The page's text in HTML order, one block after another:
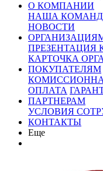
О КОМПАНИИ
НАША
НОВОСТИ
ПРЕЗЕНТАЦИЯ
КАРТОЧКА
ПОКУПАТЕЛЯМ
ОПЛАТА
ПАРТНЕРАМ
УСЛОВИЯ
КОНТАКТЫ
Еще